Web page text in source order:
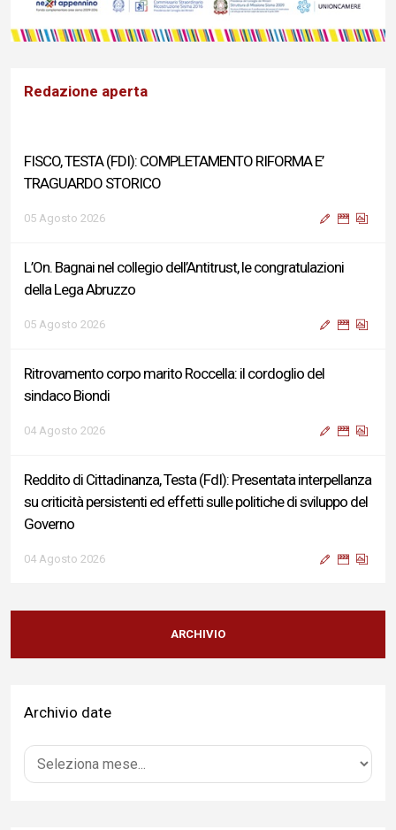
Redazione aperta
FISCO, TESTA (FDI): COMPLETAMENTO RIFORMA E’
TRAGUARDO STORICO
05 Agosto 2026
L’On. Bagnai nel collegio dell’Antitrust, le congratulazioni
della Lega Abruzzo
05 Agosto 2026
Ritrovamento corpo marito Roccella: il cordoglio del
sindaco Biondi
04 Agosto 2026
Reddito di Cittadinanza, Testa (FdI): Presentata interpellanza
su criticità persistenti ed effetti sulle politiche di sviluppo del
Governo
04 Agosto 2026
Sigismondi, Liris e Testa: “Profondo cordoglio e vicinanza al
Ministro Roccella e alla sua famiglia”
Terminal bus "Lorenzo Natali": modifiche temporanee alla
04 Agosto 2026
ARCHIVIO
Archivio date